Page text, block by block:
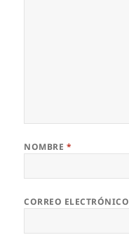
NOMBRE *
CORREO ELECTRÓNICO